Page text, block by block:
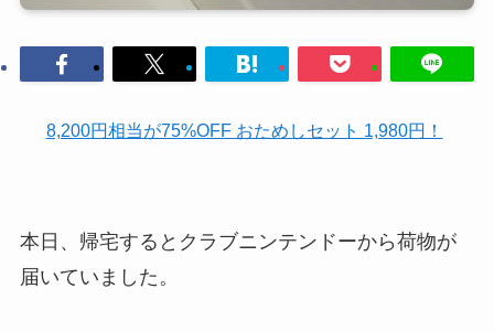
8,200円相当が75%OFF おためしセット 1,980円！
本日、帰宅するとクラブニンテンドーから荷物が
届いていました。